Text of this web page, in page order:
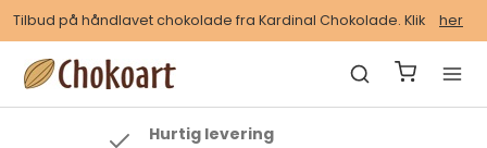
Tilbud på håndlavet chokolade fra Kardinal Chokolade. Klik her
Hurtig levering